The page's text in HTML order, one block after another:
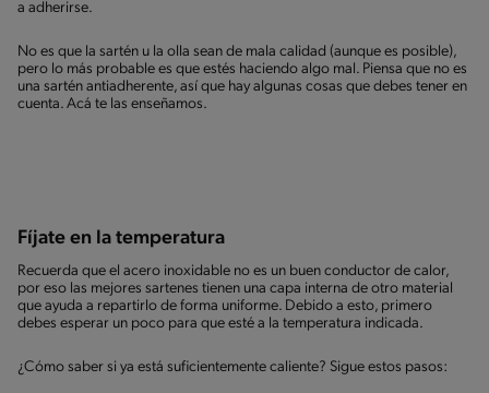
a adherirse.
No es que la sartén u la olla sean de mala calidad (aunque es posible),
pero lo más probable es que estés haciendo algo mal. Piensa que no es
una sartén antiadherente, así que hay algunas cosas que debes tener en
cuenta. Acá te las enseñamos.
Fíjate en la temperatura
Recuerda que el acero inoxidable no es un buen conductor de calor,
por eso las mejores sartenes tienen una capa interna de otro material
que ayuda a repartirlo de forma uniforme. Debido a esto, primero
debes esperar un poco para que esté a la temperatura indicada.
¿Cómo saber si ya está suficientemente caliente? Sigue estos pasos: